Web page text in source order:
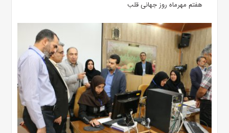
هفتم مهرماه روز جهانی قلب